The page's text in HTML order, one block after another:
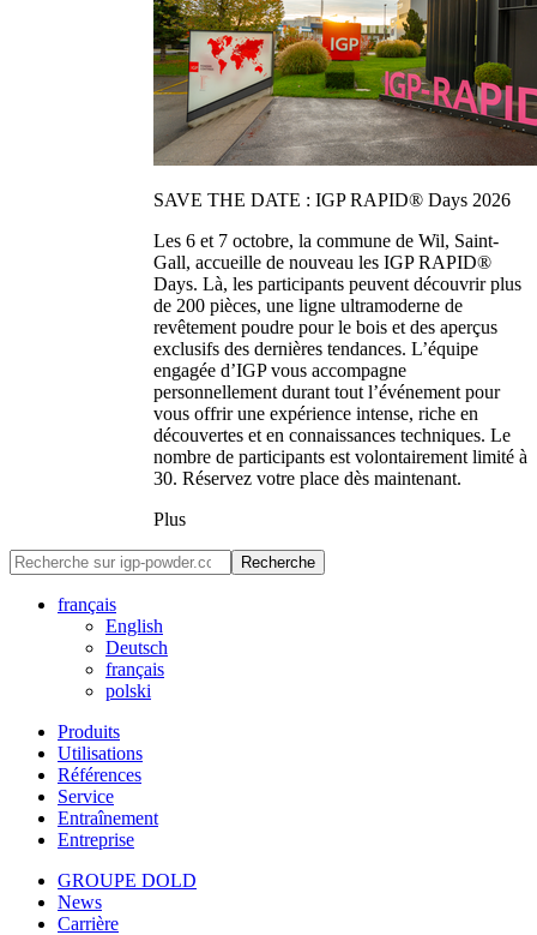
SAVE THE DATE : IGP RAPID® Days 2026
Les 6 et 7 octobre, la commune de Wil, Saint-
Gall, accueille de nouveau les IGP RAPID®
Days. Là, les participants peuvent découvrir plus
de 200 pièces, une ligne ultramoderne de
revêtement poudre pour le bois et des aperçus
exclusifs des dernières tendances. L’équipe
engagée d’IGP vous accompagne
personnellement durant tout l’événement pour
vous offrir une expérience intense, riche en
découvertes et en connaissances techniques. Le
nombre de participants est volontairement limité à
30. Réservez votre place dès maintenant.
Plus
Recherche
français
English
Deutsch
français
polski
Produits
Utilisations
Références
Service
Entraînement
Entreprise
GROUPE DOLD
News
Carrière